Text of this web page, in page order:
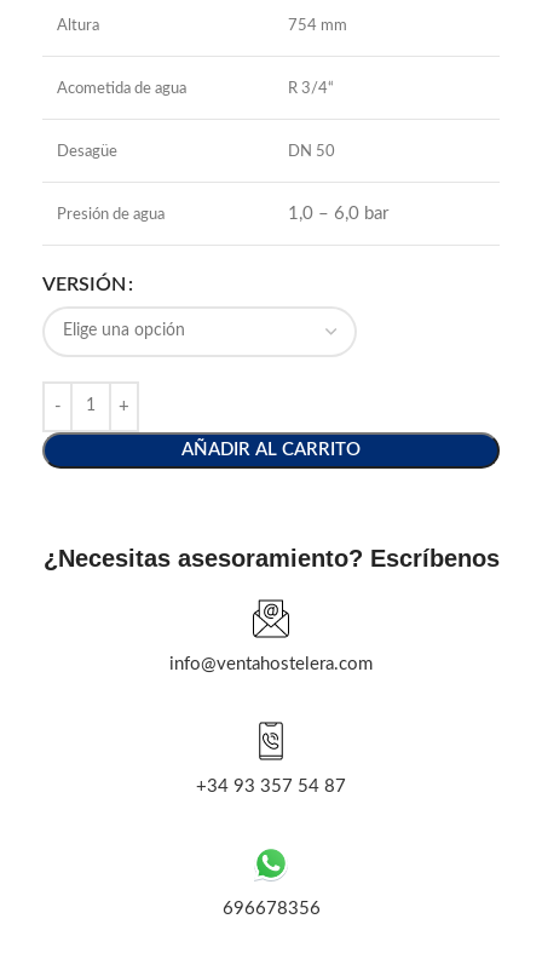
Altura 754 mm
Acometida de agua R 3/4“
Desagüe DN 50
Presión de agua 1,0 – 6,0 bar
VERSIÓN
AÑADIR AL CARRITO
¿Necesitas asesoramiento? Escríbenos
info@ventahostelera.com
+34 93 357 54 87
696678356